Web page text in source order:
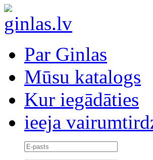
Par Ginlas
Mūsu katalogs
Kur iegādāties
ieeja